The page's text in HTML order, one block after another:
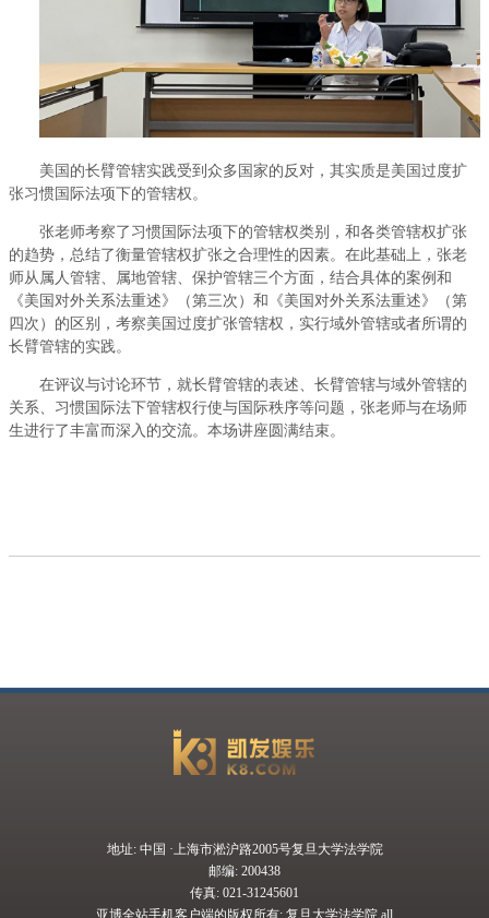
美国的长臂管辖实践受到众多国家的反对，其实质是美国过度扩
张习惯国际法项下的管辖权。
张老师考察了习惯国际法项下的管辖权类别，和各类管辖权扩张
的趋势，总结了衡量管辖权扩张之合理性的因素。在此基础上，张老
师从属人管辖、属地管辖、保护管辖三个方面，结合具体的案例和
《美国对外关系法重述》（第三次）和《美国对外关系法重述》（第
四次）的区别，考察美国过度扩张管辖权，实行域外管辖或者所谓的
长臂管辖的实践。
在评议与讨论环节，就长臂管辖的表述、长臂管辖与域外管辖的
关系、习惯国际法下管辖权行使与国际秩序等问题，张老师与在场师
生进行了丰富而深入的交流。本场讲座圆满结束。
地址: 中国 ·上海市淞沪路2005号复旦大学法学院
邮编: 200438
传真: 021-31245601
亚博全站手机客户端的版权所有: 复旦大学法学院 all